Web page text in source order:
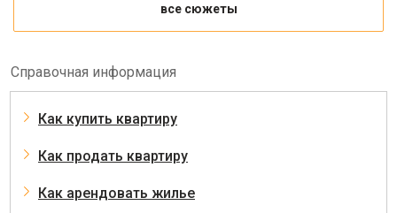
все сюжеты
Справочная информация
Как купить квартиру
Как продать квартиру
Как арендовать жилье